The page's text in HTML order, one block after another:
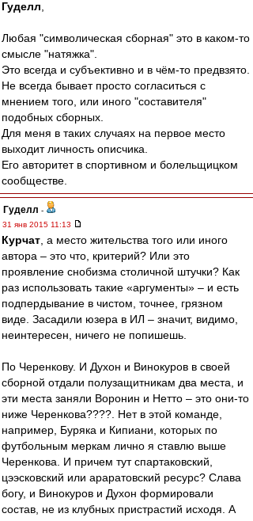
Гуделл
Любая "символическая сборная" это в каком-то
смысле "натяжка".
Это всегда и субъективно и в чём-то предвзято.
Не всегда бывает просто согласиться с
мнением того, или иного "составителя"
подобных сборных.
Для меня в таких случаях на первое место
выходит личность описчика.
Его авторитет в спортивном и болельщицком
сообществе.
Гуделл -
31 янв 2015 11:13
Курчат , а место жительства того или иного
автора – это что, критерий? Или это
проявление снобизма столичной штучки? Как
раз использовать такие «аргументы» – и есть
подпердывание в чистом, точнее, грязном
виде. Засадили юзера в ИЛ – значит, видимо,
неинтересен, ничего не попишешь.
По Черенкову. И Духон и Винокуров в своей
сборной отдали полузащитникам два места, и
эти места заняли Воронин и Нетто – это они-то
ниже Черенкова????. Нет в этой команде,
например, Буряка и Кипиани, которых по
футбольным меркам лично я ставлю выше
Черенкова. И причем тут спартаковский,
цээсковский или араратовский ресурс? Слава
богу, и Винокуров и Духон формировали
состав, не из клубных пристрастий исходя. А